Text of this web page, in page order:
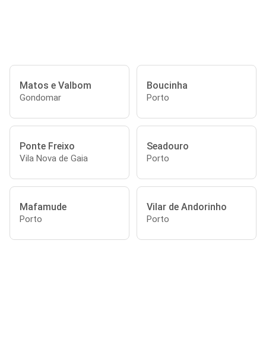
Matos e Valbom
Gondomar
Boucinha
Porto
Ponte Freixo
Vila Nova de Gaia
Seadouro
Porto
Mafamude
Porto
Vilar de Andorinho
Porto